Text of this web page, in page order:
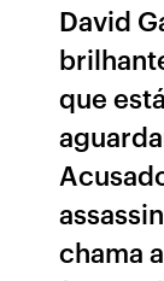
David
que
chama